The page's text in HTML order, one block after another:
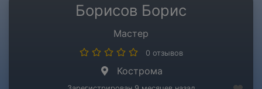
Борисов Борис
Мастер
0 отзывов
Кострома